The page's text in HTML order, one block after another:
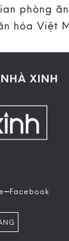
phòng
hóa Việt
XINH
–Facebook